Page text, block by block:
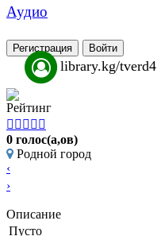
Аудио
Регистрация Войти
library.kg/tverd4
Рейтинг
    
0 голос(а,ов)
Родной город
‹
›
Описание
Пусто